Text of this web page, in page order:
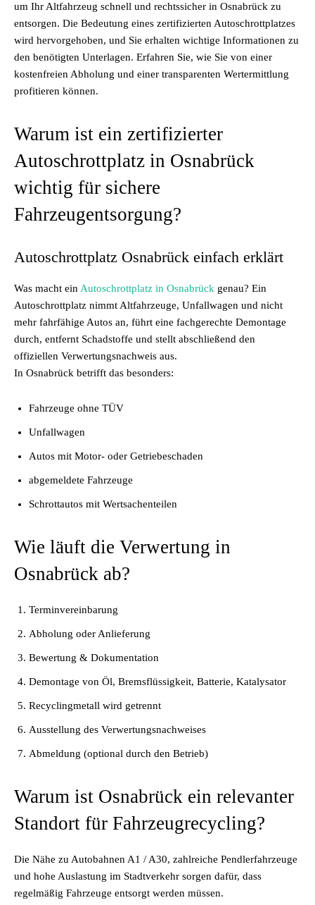
um Ihr Altfahrzeug schnell und rechtssicher in Osnabrück zu
entsorgen. Die Bedeutung eines zertifizierten Autoschrottplatzes
wird hervorgehoben, und Sie erhalten wichtige Informationen zu
den benötigten Unterlagen. Erfahren Sie, wie Sie von einer
kostenfreien Abholung und einer transparenten Wertermittlung
profitieren können.
Warum ist ein zertifizierter
Autoschrottplatz in Osnabrück
wichtig für sichere
Fahrzeugentsorgung?
Autoschrottplatz Osnabrück einfach erklärt
Was macht ein Autoschrottplatz in Osnabrück genau? Ein
Autoschrottplatz nimmt Altfahrzeuge, Unfallwagen und nicht
mehr fahrfähige Autos an, führt eine fachgerechte Demontage
durch, entfernt Schadstoffe und stellt abschließend den
offiziellen Verwertungsnachweis aus.
In Osnabrück betrifft das besonders:
Fahrzeuge ohne TÜV
Unfallwagen
Autos mit Motor- oder Getriebeschaden
abgemeldete Fahrzeuge
Schrottautos mit Wertsachenteilen
Wie läuft die Verwertung in
Osnabrück ab?
Terminvereinbarung
Abholung oder Anlieferung
Bewertung & Dokumentation
Demontage von Öl, Bremsflüssigkeit, Batterie, Katalysator
Recyclingmetall wird getrennt
Ausstellung des Verwertungsnachweises
Abmeldung (optional durch den Betrieb)
Warum ist Osnabrück ein relevanter
Standort für Fahrzeugrecycling?
Die Nähe zu Autobahnen A1 / A30, zahlreiche Pendlerfahrzeuge
und hohe Auslastung im Stadtverkehr sorgen dafür, dass
regelmäßig Fahrzeuge entsorgt werden müssen.